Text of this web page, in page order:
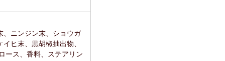
、ニンジン末、ショウガ
ヒ末、黒胡椒抽出物、
ース、香料、ステアリン